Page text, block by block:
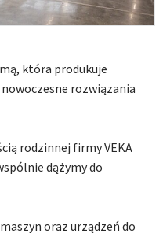
która produkuje
rozwiązania
rodzinnej firmy VEKA
dążymy do
oraz urządzeń do